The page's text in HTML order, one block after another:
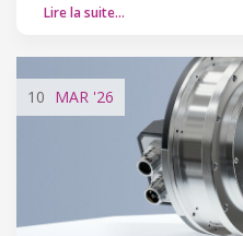
Lire la suite…
10 MAR '26